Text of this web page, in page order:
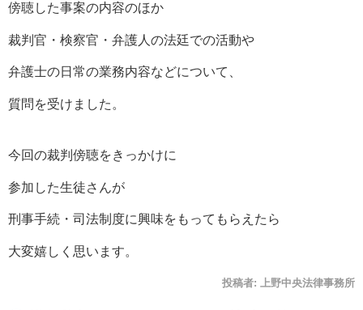
傍聴した事案の内容のほか
裁判官・検察官・弁護人の法廷での活動や
弁護士の日常の業務内容などについて、
質問を受けました。
今回の裁判傍聴をきっかけに
参加した生徒さんが
刑事手続・司法制度に興味をもってもらえたら
大変嬉しく思います。
投稿者: 上野中央法律事務所